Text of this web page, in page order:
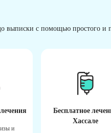
выписки с помощью простого и
и
Бесплатное
Хассале